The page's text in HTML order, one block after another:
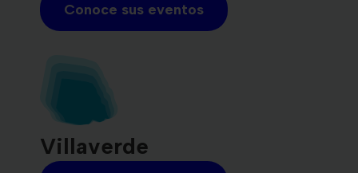
Conoce sus eventos
Villaverde